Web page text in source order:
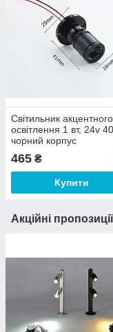
Світильник акцентного
освітлення 1 вт, 24v
чорний корпус
465 ₴
Купити
Акційні